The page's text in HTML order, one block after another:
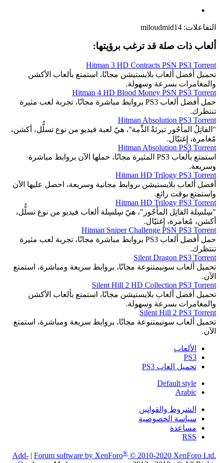
التفاعلات: miloudmid14
ألعاب ذات صلة قد ترغب برؤيتها:
Hitman 3 HD Contracts PSN PS3 Torrent
تحميل أفضل ألعاب بلايستيشن مجانًا، استمتع بألعاب الأكشن
والمغامرات بسرعة وسهولة.
Hitman 4 HD Blood Money PSN PS3 Torrent
حمل أفضل ألعاب PS3 بروابط مباشرة مجانًا، تجربة لعب مثيرة
تنتظرك.
Hitman Absolution PS3 Torrent
"القاتِلُ المأجُور تبرئةُ الذِّمة''، هيّ لعبة فيديو من نوع تسلُّل، أكشن،
مُغامرة، إِغتيّال.
Hitman Absolution PS3 Torrent
استمتع بألعاب PS3 المثيرة مجانًا، حملها الآن بروابط مباشرة
وسريعة.
Hitman HD Trilogy PS3 Torrent
أفضل ألعاب بلايستيشن بروابط مجانية وسريعة، احصل عليها الآن
واستمتع بوقت رائع.
Hitman HD Trilogy PS3 Torrent
"سِلسِلة القاتِل المأجُور"، هيّ سِلسِلة ألعاب فيديو من نوع تسلُّل،
أكشن، مُغامرة، إِغتيّال.
Hitman Sniper Challenge PSN PS3 Torrent
حمل أفضل ألعاب PS3 بروابط مباشرة مجانًا، تجربة لعب مثيرة
تنتظرك.
Silent Dragon PS3 Torrent
تحميل ألعاب سونيمتنوعة مجانًا، بروابط سريعة ومباشرة، استمتع
الآن.
Silent Hill 2 HD Collection PS3 Torrent
تحميل أفضل ألعاب بلايستيشن مجانًا، استمتع بألعاب الأكشن
والمغامرات بسرعة وسهولة.
Silent Hill 2 PS3 Torrent
تحميل ألعاب سونيمتنوعة مجانًا، بروابط سريعة ومباشرة، استمتع
الآن.
الألعاب
PS3
تحميل العاب PS3
Default style
Arabic
الشروط والقوانين
سياسة الخصوصية
مساعدة
RSS
Forum software by XenForo® © 2010-2020 XenForo Ltd.
|
Add-